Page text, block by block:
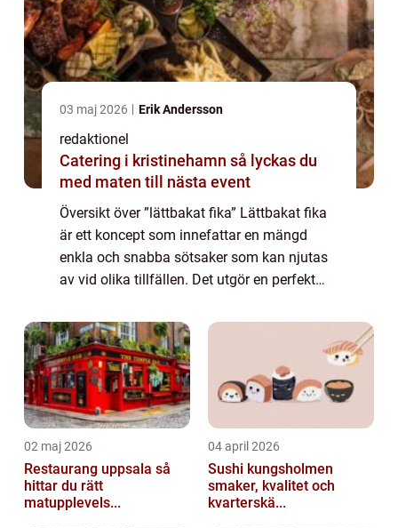
03 maj 2026 Erik Andersson
redaktionel
Catering i kristinehamn så lyckas du
med maten till nästa event
Översikt över ”lättbakat fika” Lättbakat fika
är ett koncept som innefattar en mängd
enkla och snabba sötsaker som kan njutas
av vid olika tillfällen. Det utgör en perfekt
utan att behöva spend...
02 maj 2026
Restaurang uppsala så
hittar du rätt
matupplevels...
04 april 2026
Sushi kungsholmen
smaker, kvalitet och
kvarterskä...